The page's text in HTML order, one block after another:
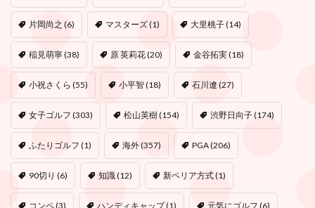
片岡尚之 (6) マスターズ(1) 大里桃子(14)
稲見萌寧(38) 原 英莉花(20) 金谷拓実(18)
小祝さくら (55) 小平智(18) 石川遼 (27)
女子ゴルフ (303) 松山英樹(154) 渋野日向子(174)
ふたりゴルフ (1) 海外(357) PGA(206)
90切り (6) 知識(12) 新ペリア方式(1)
コンペ(3) ハンディキャップ(1) 元気にゴルフ (6)